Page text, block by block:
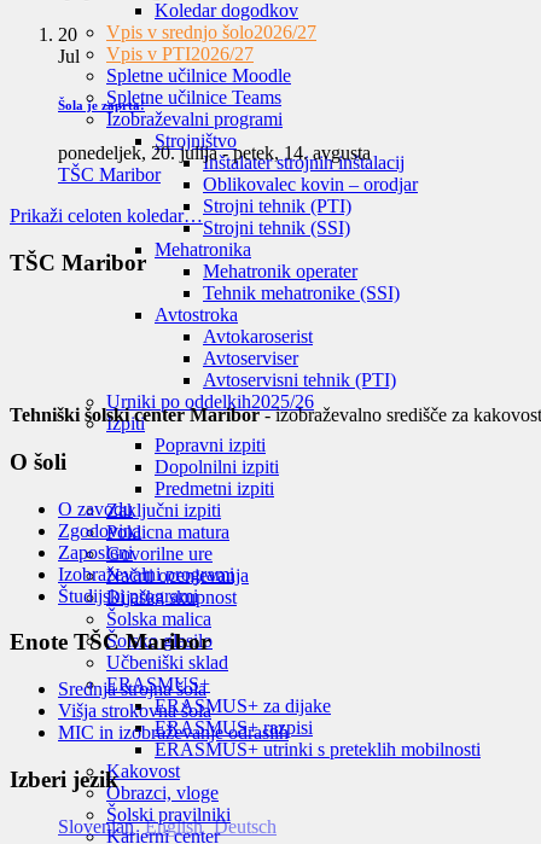
Koledar dogodkov
Vpis v srednjo šolo2026/27
Vpis v PTI2026/27
Spletne učilnice Moodle
Spletne učilnice Teams
Izobraževalni programi
Strojništvo
Inštalater strojnih inštalacij
Oblikovalec kovin – orodjar
Strojni tehnik (PTI)
Strojni tehnik (SSI)
Mehatronika
Mehatronik operater
Tehnik mehatronike (SSI)
Avtostroka
Avtokaroserist
Avtoserviser
Avtoservisni tehnik (PTI)
Urniki po oddelkih2025/26
Izpiti
Popravni izpiti
Dopolnilni izpiti
Predmetni izpiti
Zaključni izpiti
Poklicna matura
Govorilne ure
Načrti ocenjevanja
Dijaška skupnost
Šolska malica
Šolsko glasilo
Učbeniški sklad
ERASMUS+
ERASMUS+ za dijake
ERASMUS+ razpisi
ERASMUS+ utrinki s preteklih mobilnosti
Kakovost
Obrazci, vloge
Šolski pravilniki
Karierni center
20
Jul
Šola je zaprta!
ponedeljek, 20. julija-petek, 14. avgusta
TŠC Maribor
Prikaži celoten koledar…
TŠC Maribor
Tehniški šolski center Maribor- izobraževalno središče za
O šoli
O zavodu
Zgodovina
Zaposleni
Izobraževalni programi
Študijski programi
Enote TŠC Maribor
Srednja strojna šola
Višja strokovna šola
MIC in izobraževanje odraslih
Izberi jezik
Slovenian English Deutsch